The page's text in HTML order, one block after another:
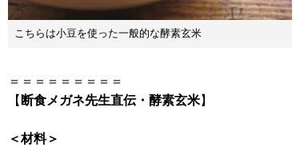
こちらは小豆を使った一般的な酵素玄米
＝＝＝＝＝＝＝＝＝
【 断食メガネ先生直伝・酵素玄米】
＜材料＞